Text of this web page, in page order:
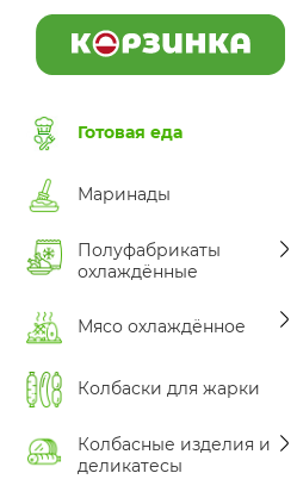
Готовая еда
Маринады
Полуфабрикаты
охлаждённые
Мясо охлаждённое
Колбаски для жарки
Колбасные изделия и
деликатесы